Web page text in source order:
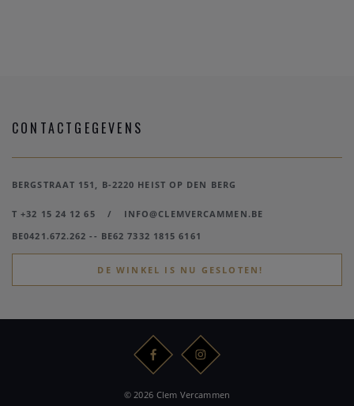
CONTACTGEGEVENS
BERGSTRAAT 151, B-2220 HEIST OP DEN BERG
T +32 15 24 12 65 /
INFO@CLEMVERCAMMEN.BE
BE0421.672.262 -- BE62 7332 1815 6161
DE WINKEL IS NU GESLOTEN!
© 2026 Clem Vercammen